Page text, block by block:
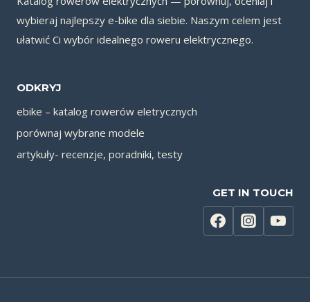
wybieraj najlepszy e-bike dla siebie. Naszym celem jest
ułatwić Ci wybór idealnego roweru elektrycznego.
ODKRYJ
ebike – katalog rowerów eletrycznych
porównaj wybrane modele
artykuły- recenzje, poradniki, testy
GET IN TOUCH